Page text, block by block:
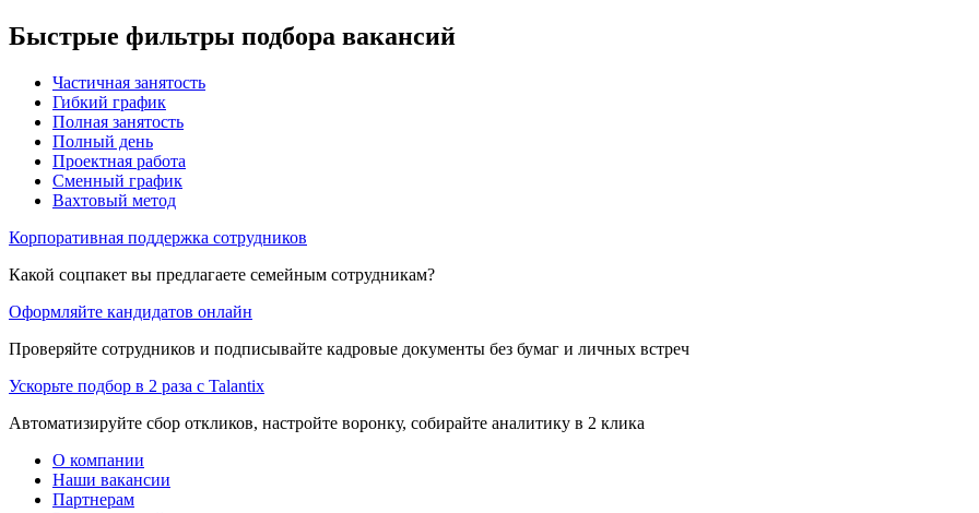
Быстрые фильтры подбора вакансий
Частичная занятость
Гибкий график
Полная занятость
Полный день
Проектная работа
Сменный график
Вахтовый метод
Корпоративная поддержка сотрудников
Какой соцпакет вы предлагаете семейным сотрудникам?
Оформляйте кандидатов онлайн
Проверяйте сотрудников и подписывайте кадровые документы без бумаг и личных встреч
Ускорьте подбор в 2 раза с Talantix
Автоматизируйте сбор откликов, настройте воронку, собирайте аналитику в 2 клика
О компании
Наши вакансии
Партнерам